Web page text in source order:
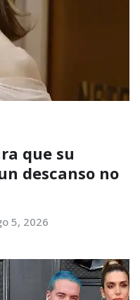
que su
descanso no
5, 2026